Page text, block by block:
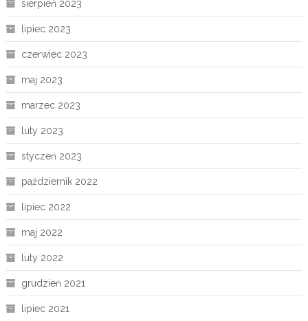
sierpień 2023
lipiec 2023
czerwiec 2023
maj 2023
marzec 2023
luty 2023
styczeń 2023
październik 2022
lipiec 2022
maj 2022
luty 2022
grudzień 2021
lipiec 2021